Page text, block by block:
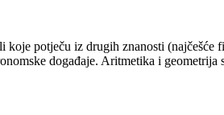
potječu iz drugih znanosti
događaje. Aritmetika i geometrija